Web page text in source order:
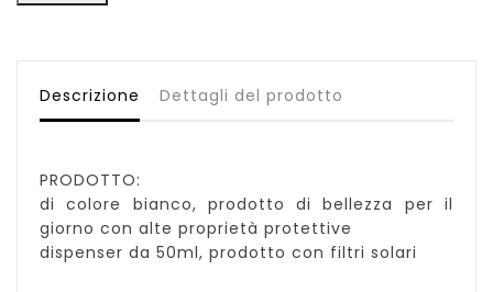
Descrizione Dettagli del prodotto
PRODOTTO:
di colore bianco, prodotto di bellezza per il
giorno con alte proprietà protettive
dispenser da 50ml, prodotto con filtri solari